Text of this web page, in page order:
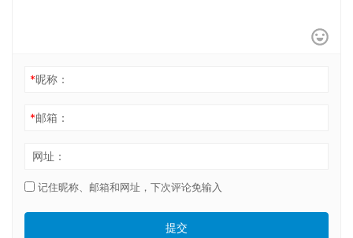
*昵称：
*邮箱：
网址：
记住昵称、邮箱和网址，下次评论免输入
提交